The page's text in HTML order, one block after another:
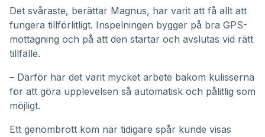
Det svåraste, berättar Magnus, har varit att få allt att
fungera tillförlitligt. Inspelningen bygger på bra GPS-
mottagning och på att den startar och avslutas vid rätt
tillfälle.
– Därför har det varit mycket arbete bakom kulisserna
för att göra upplevelsen så automatisk och pålitlig som
möjligt.
Ett genombrott kom när tidigare spår kunde visas